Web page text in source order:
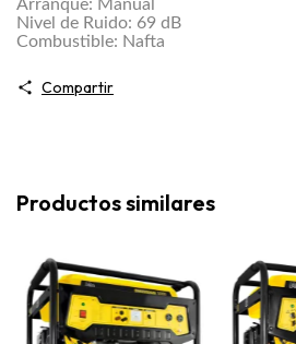
Arranque: Manual
Nivel de Ruido: 69 dB
Combustible: Nafta
Compartir
Productos similares